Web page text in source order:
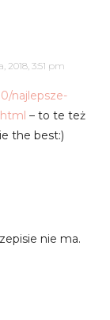
2018, 3:51 pm
najlepsze-
– to te też
the best:)
nie ma.